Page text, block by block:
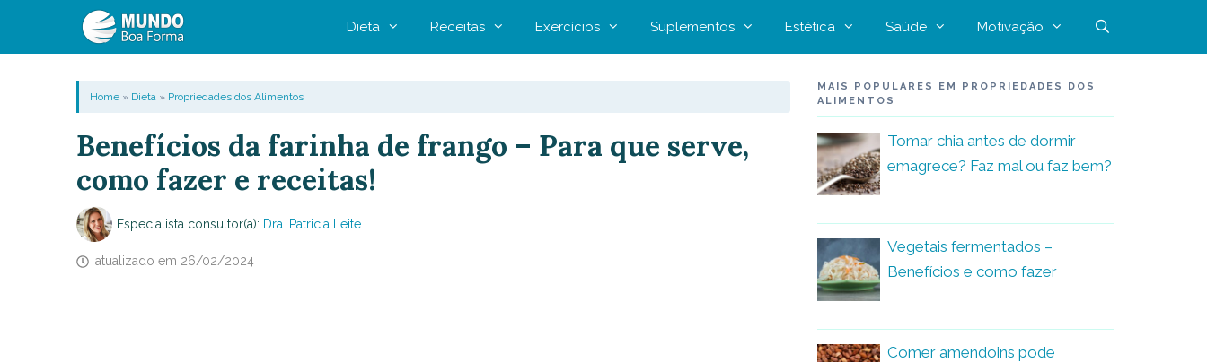
Dieta Receitas Exercícios Suplementos Estética Saúde Motivação
Home» Dieta» Propriedades dos Alimentos
Benefícios da farinha de frango – Para que serve,
como fazer e receitas!
Especialista consultor(a): Dra. Patricia Leite
atualizado em 26/02/2024
MAIS POPULARES EM PROPRIEDADES DOS
ALIMENTOS
Tomar chia antes de dormir
emagrece? Faz mal ou faz bem?
Vegetais fermentados –
Benefícios e como fazer
Comer amendoins pode